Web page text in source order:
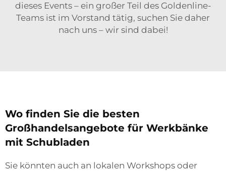
dieses Events – ein großer Teil des Goldenline-
Teams ist im Vorstand tätig, suchen Sie daher
nach uns – wir sind dabei!
Wo finden Sie die besten
Großhandelsangebote für Werkbänke
mit Schubladen
Sie könnten auch an lokalen Workshops oder